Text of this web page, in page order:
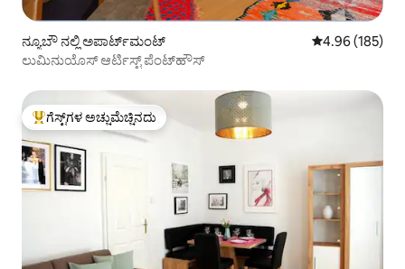
ನ್ಯೂಬೌ ನಲ್ಲಿ ಅಪಾರ್ಟ್‌ಮಂಟ್ 5 ರಲ್ಲಿ 4.96
4.96 (185)
ಲುಮಿನುಯೊಸ್ ಆರ್ಟಿಸ್ಟ್ ಪೆಂಟ್‌ಹೌಸ್
ಗೆಸ್ಟ್‌ಗಳಿಗೆ ಅತಿ ಹೆಚ್ಚು ಅಚ್ಚುಮೆಚ್ಚಿನದು
ಗೆಸ್ಟ್‌ಗಳ ಅಚ್ಚುಮೆಚ್ಚಿನದು